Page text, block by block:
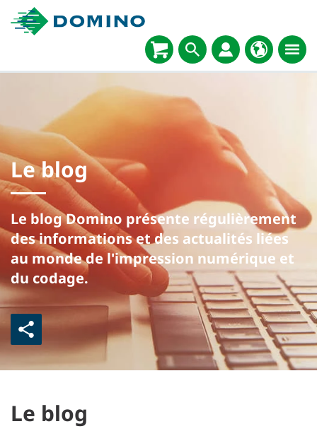
Le blog
Le blog Domino présente régulièrement
des informations et des actualités liées
au monde de l'impression numérique et
du codage.
Le blog